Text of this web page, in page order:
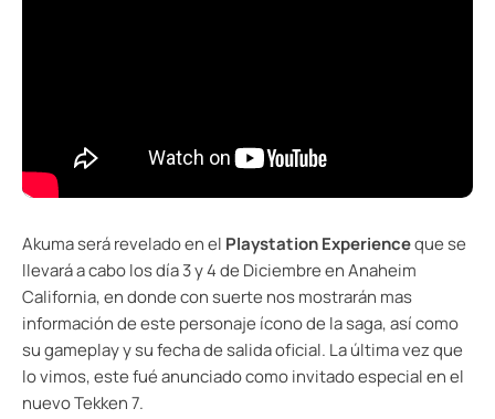
Akuma será revelado en el Playstation Experienceque se
llevará a cabo los día 3 y 4 de Diciembre en Anaheim
California, en donde con suerte nos mostrarán mas
información de este personaje ícono de la saga, así como
su gameplay y su fecha de salida oficial. La última vez que
lo vimos, este fué anunciado como invitado especial en el
nuevo Tekken 7.